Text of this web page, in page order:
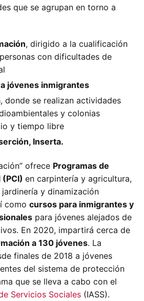
que se agrupan en torno a
, dirigido a la cualificación
con dificultades de
jóvenes inmigrantes
, donde se realizan actividades
y colonias
y tiempo libre
Inserta.
ofrece Programas de
en carpintería y agricultura,
y dinamización
como cursos para inmigrantes y
para jóvenes alejados de
En 2020, impartirá cerca de
a 130 jóvenes. La
finales de 2018 a jóvenes
del sistema de protección
que se lleva a cabo con el
Servicios Sociales (IASS).